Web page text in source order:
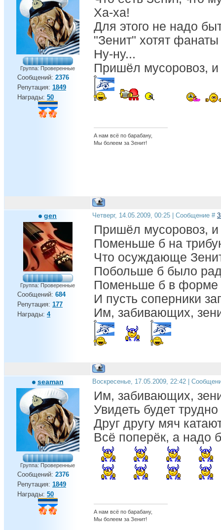
Группа: Проверенные
Сообщений: 2376
Репутация: 1849
Награды: 50
Ха-ха!
Для этого не надо
"Зенит" хотят
Ну-ну...
Пришёл мусоровоз, и
А нам всё по барабану,
Мы болеем за Зенит!
gen
Группа: Проверенные
Сообщений: 684
Репутация: 177
Награды: 4
Четверг, 14.05.2009, 00:25 | Сообщение #
Пришёл мусоровоз, и
Поменьше б на
Что осуждающе
Побольше б было
Поменьше б в форме
И пусть соперники
Им, забивающих,
seaman
Группа: Проверенные
Сообщений: 2376
Репутация: 1849
Награды: 50
Воскресенье, 17.05.2009, 22:42 |
Им, забивающих,
Увидеть будет трудно
Друг другу мяч
Всё поперёк, а надо
А нам всё по барабану,
Мы болеем за Зенит!